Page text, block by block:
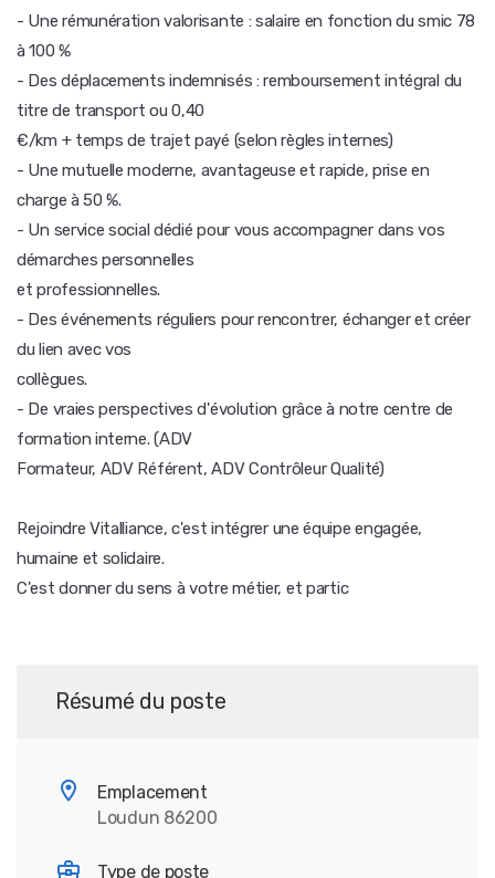
- Une rémunération valorisante : salaire en fonction du smic 78
à 100 %
- Des déplacements indemnisés : remboursement intégral du
titre de transport ou 0,40
€/km + temps de trajet payé (selon règles internes)
- Une mutuelle moderne, avantageuse et rapide, prise en
charge à 50 %.
- Un service social dédié pour vous accompagner dans vos
démarches personnelles
et professionnelles.
- Des événements réguliers pour rencontrer, échanger et créer
du lien avec vos
collègues.
- De vraies perspectives d'évolution grâce à notre centre de
formation interne. (ADV
Formateur, ADV Référent, ADV Contrôleur Qualité)
Rejoindre Vitalliance, c'est intégrer une équipe engagée,
humaine et solidaire.
C'est donner du sens à votre métier, et partic
Résumé du poste
Emplacement
Loudun 86200
Type de poste